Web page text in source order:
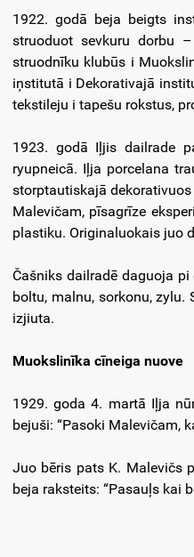
1922. godā beja beigts
struoduot sevkuru dorbu
struodnīku klubūs i
iņstitutā i Dekorativajā
tekstileju i tapešu rokstus,
1923. godā Iļjis dailrade
ryupneicā. Iļja porcelana
storptautiskajā
Malevičam, pīsagrīze
plastiku. Originaluokais juo
Čašniks dailradē daguoja
boltu, malnu, sorkonu,
izjiuta.
Muokslinīka cīneiga nuove
1929. goda 4. martā Iļja
bejuši: “Pasoki Malevičam,
Juo bēris pats K. Malevičs
beja raksteits: “Pasauļs kai